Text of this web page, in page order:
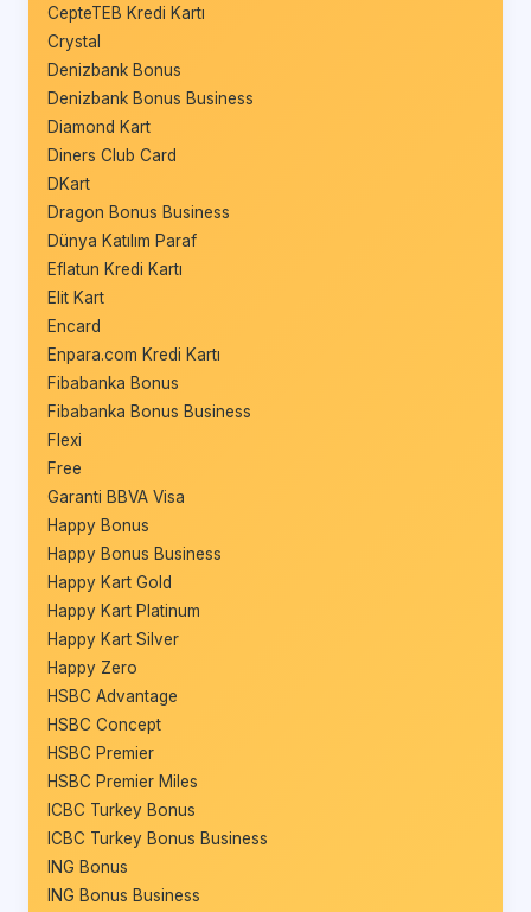
CepteTEB Kredi Kartı
Crystal
Denizbank Bonus
Denizbank Bonus Business
Diamond Kart
Diners Club Card
DKart
Dragon Bonus Business
Dünya Katılım Paraf
Eflatun Kredi Kartı
Elit Kart
Encard
Enpara.com Kredi Kartı
Fibabanka Bonus
Fibabanka Bonus Business
Flexi
Free
Garanti BBVA Visa
Happy Bonus
Happy Bonus Business
Happy Kart Gold
Happy Kart Platinum
Happy Kart Silver
Happy Zero
HSBC Advantage
HSBC Concept
HSBC Premier
HSBC Premier Miles
ICBC Turkey Bonus
ICBC Turkey Bonus Business
ING Bonus
ING Bonus Business